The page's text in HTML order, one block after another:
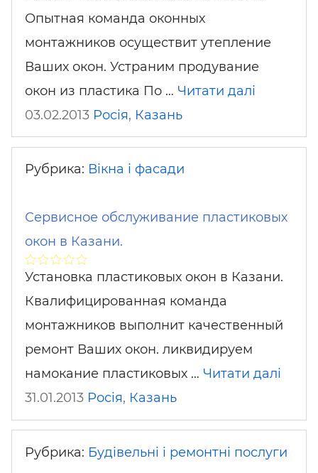
Опытная команда оконных
монтажников осуществит утепление
Ваших окон. Устраним продувание
окон из пластика По … Читати далі
03.02.2013 Росія, Казань
Рубрика: Вікна і фасади
Сервисное обслуживание пластиковых
окон в Казани.
Установка пластиковых окон в Казани.
Квалифицированная команда
монтажников выполнит качественный
ремонт Ваших окон. ликвидируем
намокание пластиковых … Читати далі
31.01.2013 Росія, Казань
Рубрика: Будівельні і ремонтні послуги